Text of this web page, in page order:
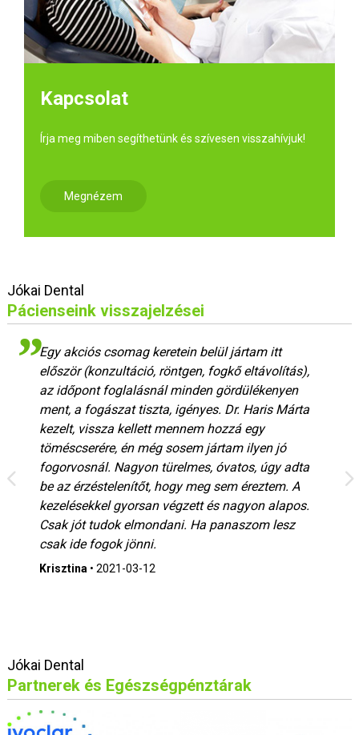
Kapcsolat
Írja meg miben segíthetünk és szívesen visszahívjuk!
Megnézem
Jókai Dental
Pácienseink visszajelzései
Egy akciós csomag keretein belül jártam itt
először (konzultáció, röntgen, fogkő eltávolítás),
az időpont foglalásnál minden gördülékenyen
ment, a fogászat tiszta, igényes. Dr. Haris Márta
kezelt, vissza kellett mennem hozzá egy
töméscserére, én még sosem jártam ilyen jó
fogorvosnál. Nagyon türelmes, óvatos, úgy adta
be az érzéstelenítőt, hogy meg sem éreztem. A
kezelésekkel gyorsan végzett és nagyon alapos.
Csak jót tudok elmondani. Ha panaszom lesz
csak ide fogok jönni.
Krisztina• 2021-03-12
Jókai Dental
Partnerek és Egészségpénztárak